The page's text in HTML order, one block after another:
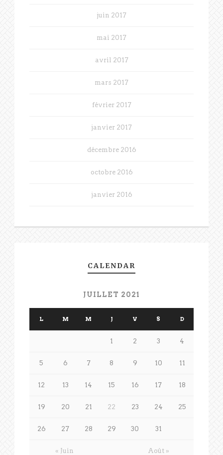
juin 2017
mai 2017
avril 2017
mars 2017
février 2017
janvier 2017
décembre 2016
octobre 2016
janvier 2016
CALENDAR
JUILLET 2021
L M M J V S D
« Juin Août »
1 2 3 4
5 6 7 8 9 10 11
12 13 14 15 16 17 18
19 20 21 22 23 24 25
26 27 28 29 30 31